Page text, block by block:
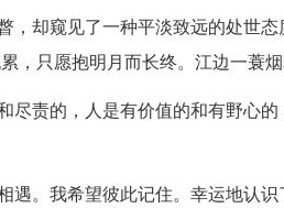
却窥见了一种平淡致远的处世态
，只愿抱明月而长终。江边一蓑烟
责的，人是有价值的和有野心的
。我希望彼此记住。幸运地认识